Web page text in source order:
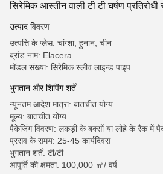
सिरेमिक आस्तीन वाली टी टी घर्षण प्रतिरोधी
उत्पाद विवरण
उत्पत्ति के प्लेस: चांग्शा, हुनान, चीन
ब्रांड नाम: Elacera
मॉडल संख्या: सिरेमिक स्लीव लाइन्ड पाइप
भुगतान और शिपिंग शर्तें
न्यूनतम आदेश मात्रा: बातचीत योग्य
मूल्य: बातचीत योग्य
पैकेजिंग विवरण: लकड़ी के बक्सों या लोहे के रैक में
प्रसव के समय: 25-45 कार्यदिवस
भुगतान शर्तें: टी/टी
आपूर्ति की क्षमता: 100,000 ㎡/ वर्ष